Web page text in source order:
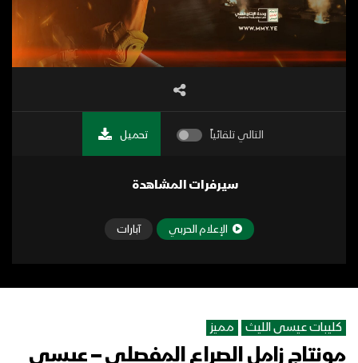
التالي تلقائياً تحميل
سيرفرات المشاهدة
الإعلام الحربي آبارات
كليبات عيسى الليث مميز
مونتاج زامل الصراع المفصلي – عيسى